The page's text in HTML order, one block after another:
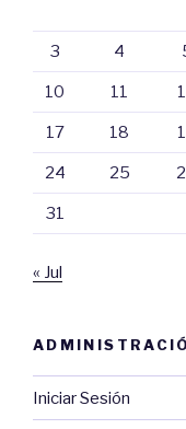
3 4
10 11
17 18
24 25
31
« Jul
Iniciar Sesión